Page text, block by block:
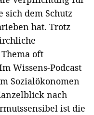
sich dem Schutz
hat. Trotz
oft
Wissens-Podcast
Sozialökonomen
nach
ist die